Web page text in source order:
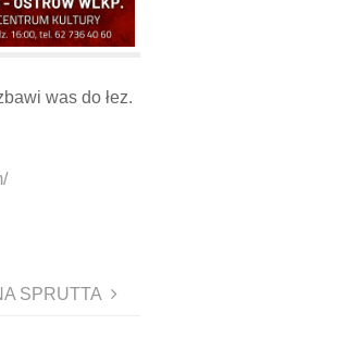
was do łez.
SPRUTTA